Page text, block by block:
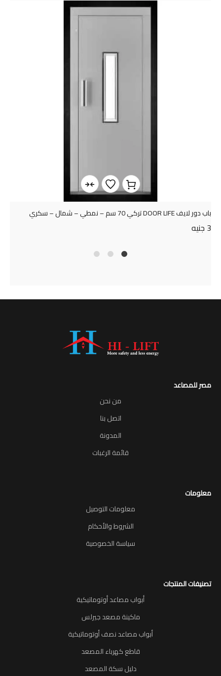
باب دور لايف DOOR LIFE تركي 70 سم – نمطي – شمال – سكري
3 جنيه
مصر للمصاعد
من نحن
اتصل بنا
المدونة
قائمة الرغبات
معلومات
معلومات التوصيل
الشروط والأحكام
سياسة الخصوصية
تصنيفات المنتجات
أبواب مصاعد أوتوماتيكية
ماكينة مصعد جيرلس
أبواب مصاعد نصف أوتوماتيكية
قاطع كهرباء المصعد
دليل سكة المصعد